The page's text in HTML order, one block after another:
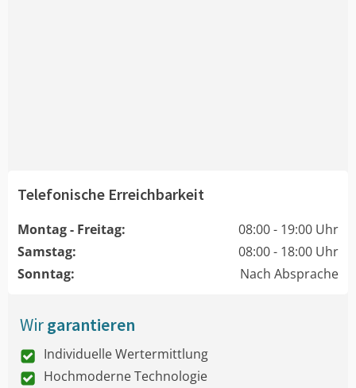
Telefonische Erreichbarkeit
Montag - Freitag:
08:00 - 19:00 Uhr
Samstag:
08:00 - 18:00 Uhr
Sonntag:
Nach Absprache
Wirgarantieren
Individuelle Wertermittlung
Hochmoderne Technologie